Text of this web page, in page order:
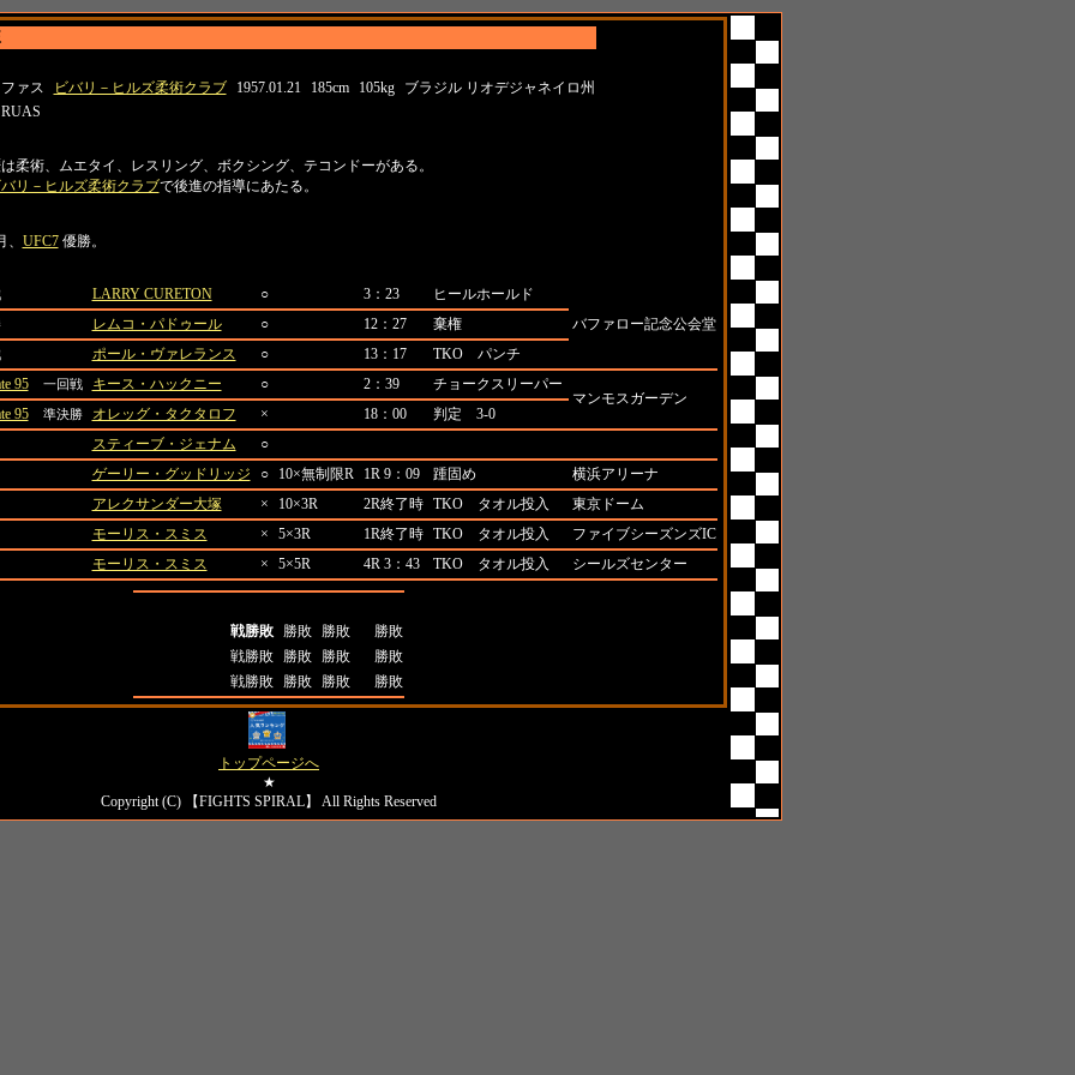
ァス
ビバリ－ヒルズ柔術クラブ 1957.01.21 185cm 105kg
ブラジル リオデジャネイロ州
柔術、ムエタイ、レスリング、ボクシング、テコンドーがある。
バリ－ヒルズ柔術クラブで後進の指導にあたる。
UFC7優勝。
LARRY CURETON ○ 3：23
ヒールホールド
バファロー記念公会堂
レムコ・パドゥール ○ 12：27
棄権
ポール・ヴァレランス ○ 13：17 TKO パンチ
95 一回戦 キース・ハックニー ○ 2：39
チョークスリーパー
マンモスガーデン
95
準決勝 オレッグ・タクタロフ × 18：00
判定 3-0
スティーブ・ジェナム
○
ゲーリー・グッドリッジ ○ 10×無制限R 1R 9：09 踵固め
横浜アリーナ
アレクサンダー大塚 × 10×3R 2R終了時 TKO タオル投入
東京ドーム
モーリス・スミス × 5×3R 1R終了時 TKO タオル投入
ファイブシーズンズIC
モーリス・スミス × 5×5R 4R 3：43 TKO タオル投入 シールズセンター
戦勝敗 勝敗 勝敗
勝敗
戦勝敗 勝敗 勝敗
勝敗
戦勝敗 勝敗 勝敗 勝敗
トップページへ
★
Copyright (C) 【FIGHTS SPIRAL】 All Rights Reserved